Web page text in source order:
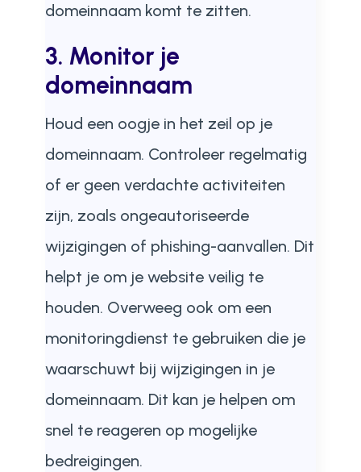
domeinnaam komt te zitten.
3. Monitor je
domeinnaam
Houd een oogje in het zeil op je
domeinnaam. Controleer regelmatig
of er geen verdachte activiteiten
zijn, zoals ongeautoriseerde
wijzigingen of phishing-aanvallen. Dit
helpt je om je website veilig te
houden. Overweeg ook om een
monitoringdienst te gebruiken die je
waarschuwt bij wijzigingen in je
domeinnaam. Dit kan je helpen om
snel te reageren op mogelijke
bedreigingen.